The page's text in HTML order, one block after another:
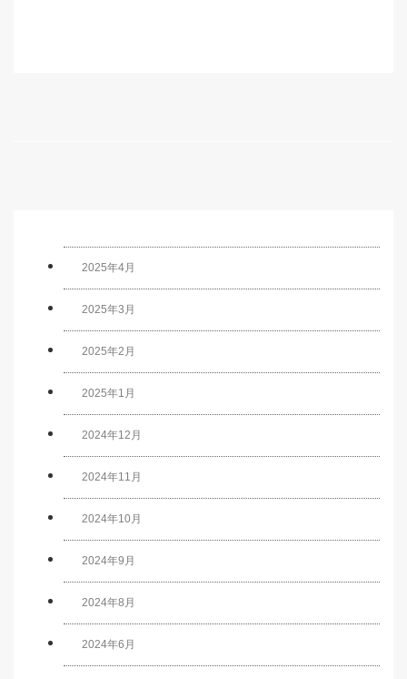
2025年4月
2025年3月
2025年2月
2025年1月
2024年12月
2024年11月
2024年10月
2024年9月
2024年8月
2024年6月